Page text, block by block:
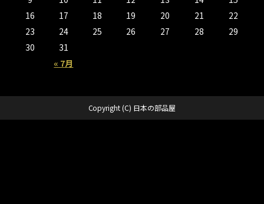
« 7月
16
17 18 19 20 21
22
23
24 25 26 27 28
29
30
31
Copyright (C) 日本の部品屋